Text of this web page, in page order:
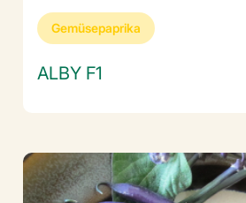
Gemüsepaprika
ALBY F1